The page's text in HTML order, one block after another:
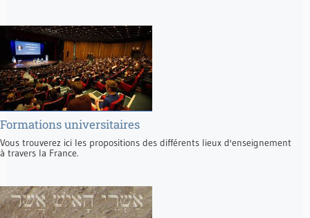
Formations universitaires
Vous trouverez ici les propositions des différents lieux d'enseignement
à travers la France.